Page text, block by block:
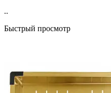
..
Быстрый просмотр